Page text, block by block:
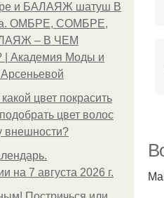
и БАЛАЯЖ шатуш В
ОМБРЕ, СОМБРЕ,
– В ЧЕМ
Академия Моды и
цвет покрасить
цвет волос
внешности?
на 7 августа 2026 г.